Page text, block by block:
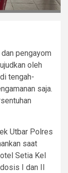
pengayom
oleh
tengah-
saja.
Utbar Polres
saat
Setia Kel
I dan II